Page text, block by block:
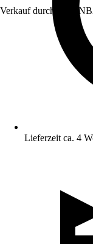
Verkauf durch:
Lieferzeit ca. 4